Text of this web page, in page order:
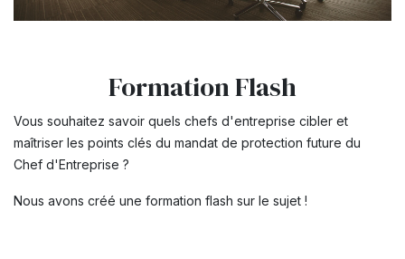
Formation Flash
Vous souhaitez savoir quels chefs d'entreprise cibler et
maîtriser les points clés du mandat de protection future du
Chef d'Entreprise ?
Nous avons créé une formation flash sur le sujet !